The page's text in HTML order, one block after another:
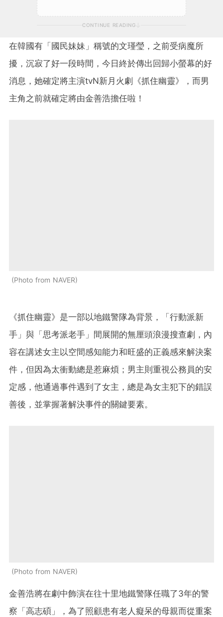
CONTINUE READING
在韓國有「國民妹妹」稱號的文瑾瑩，之前受病魔所
擾，沉寂了好一段時間，今日終於傳出回歸小螢幕的好
消息，她確定將主演tvN新月火劇《抓住幽靈》，而男
主角之前就確定將由金善浩擔任啦！
Photo from NAVER
《抓住幽靈》是一部以地鐵警隊為背景，「行動派新
手」與「思考派老手」間展開的無厘頭浪漫搜查劇，內
容在講述女主以空間感知能力和旺盛的正義感來解決案
件，但因為太衝動總是惹麻煩；男主則重視公務員的安
定感，他通過事件遇到了女主，總是為女主犯下的錯誤
善後，並掌握著解決事件的關鍵要素。
Photo from NAVER
金善浩將在劇中飾演在往十里地鐵警隊任職了3年的警
察「高志碩」，為了照顧患有老人癡呆的母親而從重案